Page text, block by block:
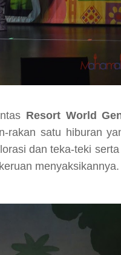
Resort World
rakan satu hiburan
dan teka-teki
menyaksikannya.